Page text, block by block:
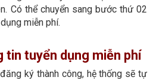
Có thể chuyển sang bước thứ 02
miễn phí.
tin tuyển dụng miễn phí
ký thành công, hệ thống sẽ tự